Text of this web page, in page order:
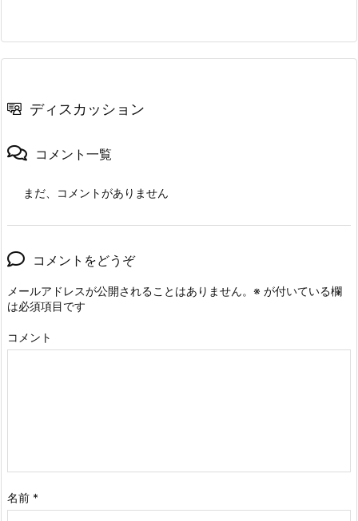
ディスカッション
コメント一覧
まだ、コメントがありません
コメントをどうぞ
メールアドレスが公開されることはありません。 ※ が付いている欄
は必須項目です
コメント
名前 *